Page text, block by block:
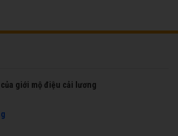
giới mộ điệu cải lương